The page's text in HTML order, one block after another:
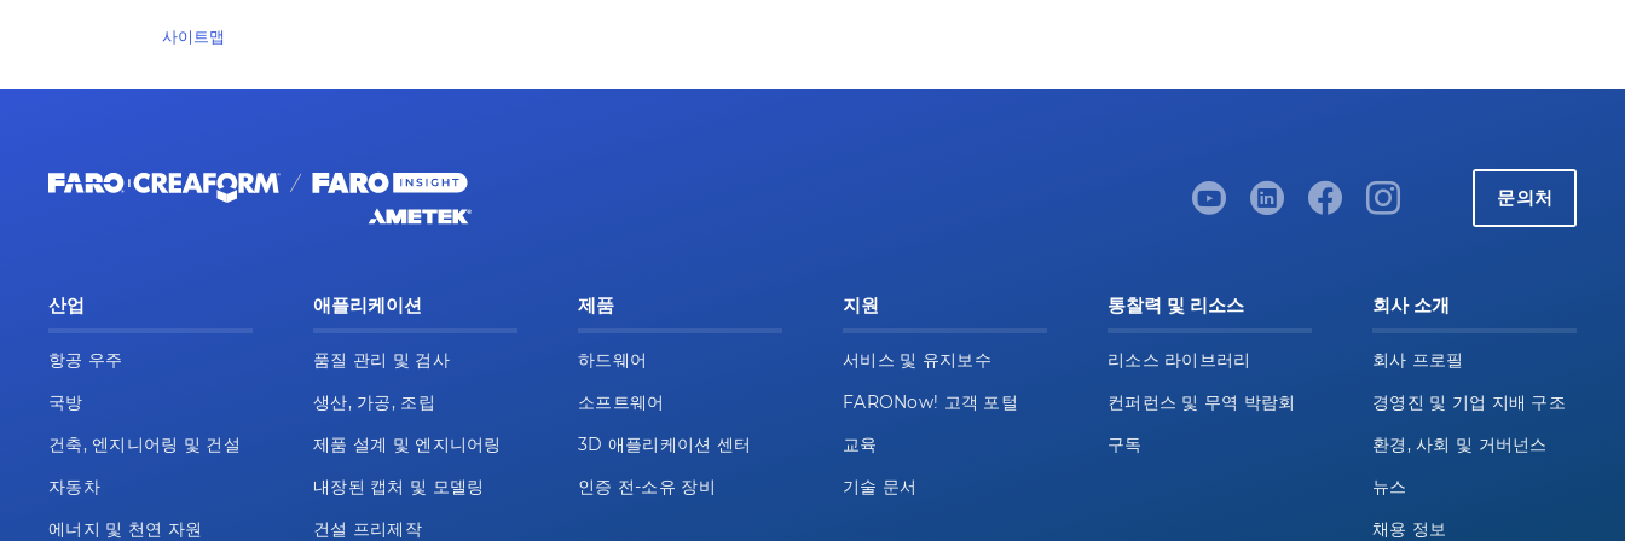
사이트맵
문의처
산업
항공 우주
국방
건축, 엔지니어링 및 건설
자동차
에너지 및 천연 자원
애플리케이션
품질 관리 및 검사
생산, 가공, 조립
제품 설계 및 엔지니어링
내장된 캡처 및 모델링
건설 프리제작
제품
하드웨어
소프트웨어
3D 애플리케이션 센터
인증 전-소유 장비
지원
서비스 및 유지보수
FARONow! 고객 포털
교육
기술 문서
통찰력 및 리소스
리소스 라이브러리
컨퍼런스 및 무역 박람회
구독
회사 소개
회사 프로필
경영진 및 기업 지배 구조
환경, 사회 및 거버넌스
뉴스
채용 정보